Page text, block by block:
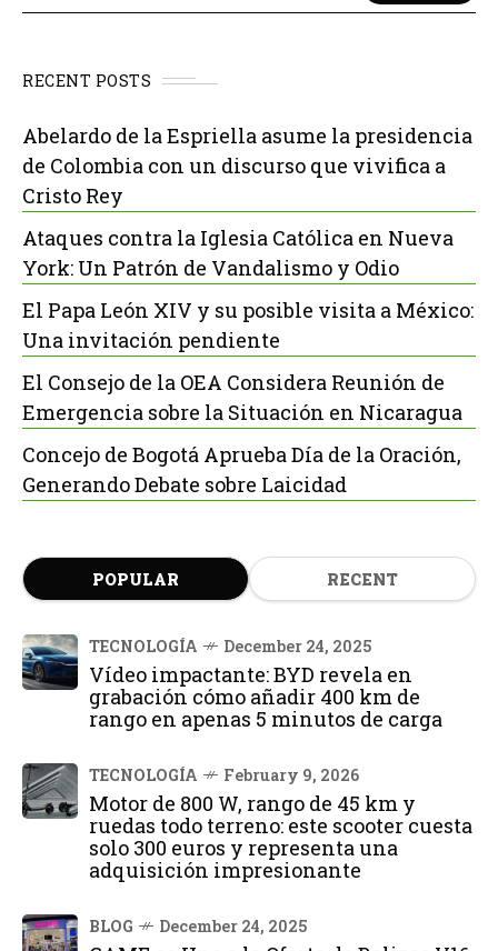
RECENT POSTS
Abelardo de la Espriella asume la presidencia
de Colombia con un discurso que vivifica a
Cristo Rey
Ataques contra la Iglesia Católica en Nueva
York: Un Patrón de Vandalismo y Odio
El Papa León XIV y su posible visita a México:
Una invitación pendiente
El Consejo de la OEA Considera Reunión de
Emergencia sobre la Situación en Nicaragua
Concejo de Bogotá Aprueba Día de la Oración,
Generando Debate sobre Laicidad
POPULAR RECENT
TECNOLOGÍA December 24, 2025
Vídeo impactante: BYD revela en
grabación cómo añadir 400 km de
rango en apenas 5 minutos de carga
TECNOLOGÍA February 9, 2026
Motor de 800 W, rango de 45 km y
ruedas todo terreno: este scooter cuesta
solo 300 euros y representa una
adquisición impresionante
BLOG December 24, 2025